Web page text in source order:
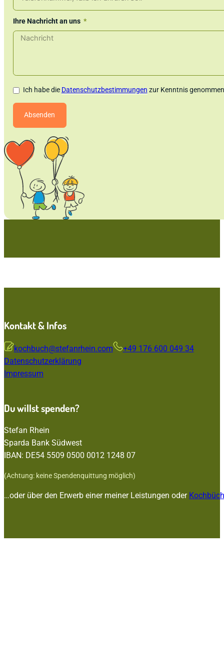
Ihre Nachricht an uns
Ich habe die Datenschutzbestimmungen zur Kenntnis
Absenden
Alternative:
Kontakt & Infos
kochbuch@stefanrhein.com
+49 176 600 049 34
Datenschutzerklärung
Impressum
Du willst spenden?
Stefan Rhein
Sparda Bank Südwest
IBAN: DE54 5509 0500 0012 1248 07
(Achtung: keine Spendenquittung möglich)
…oder über den Erwerb einer meiner Leistungen oder